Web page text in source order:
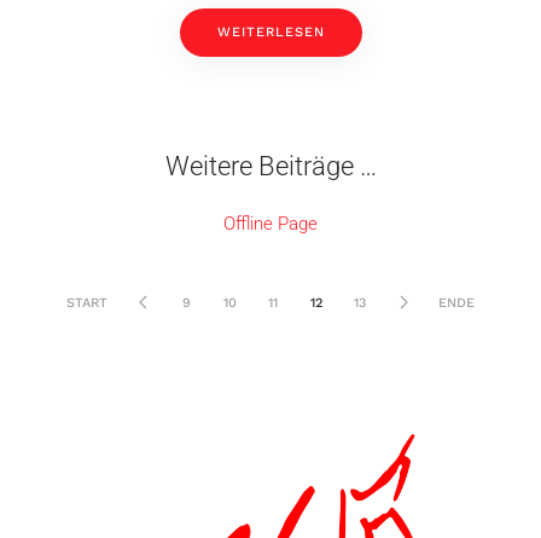
WEITERLESEN
Weitere Beiträge …
Offline Page
START 9 10 11 12 13 ENDE